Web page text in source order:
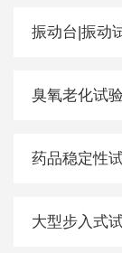
振动台|振动
臭氧老化试
药品稳定性
大型步入式